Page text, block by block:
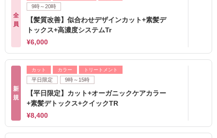
全
員
9時～20時
【髪質改善】似合わせデザインカット+素髪デ
トックス+高濃度システムTr
¥6,000
新
規
カット カラー トリートメント
平日限定 9時～15時
【平日限定】カット+オーガニックケアカラー
+素髪デトックス+クイックTR
¥8,400